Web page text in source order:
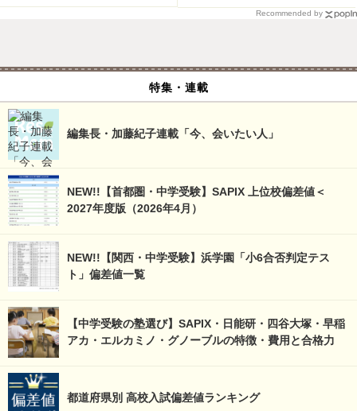
Recommended by
特集・連載
編集長・加藤紀子連載「今、会いたい人」
NEW!!【首都圏・中学受験】SAPIX 上位校偏差値＜
2027年度版（2026年4月）
NEW!!【関西・中学受験】浜学園「小6合否判定テス
ト」偏差値一覧
【中学受験の塾選び】SAPIX・日能研・四谷大塚・早稲
アカ・エルカミノ・グノーブルの特徴・費用と合格力
都道府県別 高校入試偏差値ランキング